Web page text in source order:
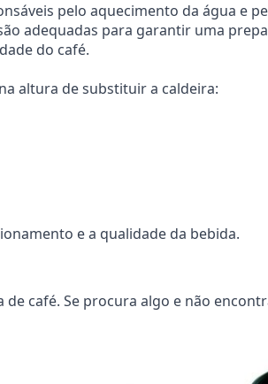
pelo aquecimento da água e
adequadas para garantir uma
do café.
altura de substituir a caldeira:
e a qualidade da bebida.
café. Se procura algo e não